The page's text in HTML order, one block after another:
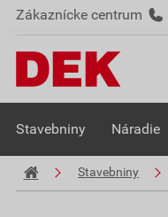
Zákaznícke centrum
Stavebniny Náradie
Stavebniny